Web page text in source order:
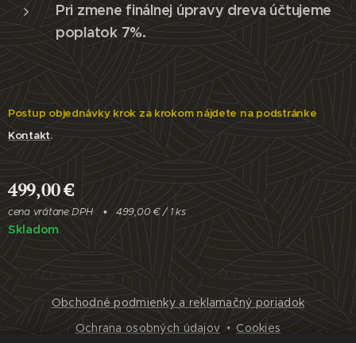
Pri zmene finálnej úpravy dreva účtujeme
poplatok 7%.
Postup objednávky krok za krokom nájdete na podstránke
Kontakt.
499,00€
cena vrátane DPH 499,00 € / 1 ks
Skladom
Obchodné podmienky a reklamačný poriadok
Ochrana osobných údajov
Cookies